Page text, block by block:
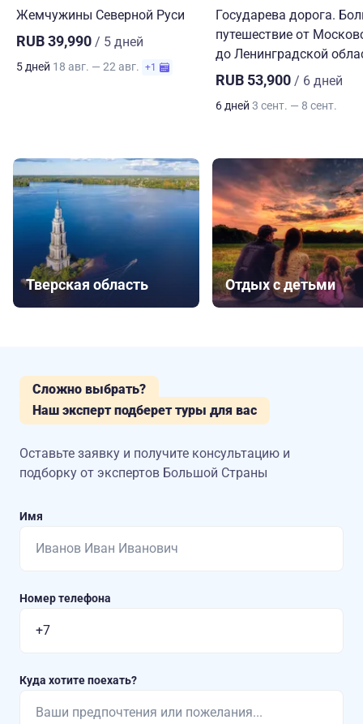
Жемчужины Северной Руси
RUB 39,990 / 5 дней
5 дней 18 авг. — 22 авг. +1
Государева дорога.
путешествие от
до Ленинградской
RUB 53,900 / 6 дней
6 дней 3 сент. — 8 сент.
Тверская область Отдых с детьми
Сложно выбрать?
Наш эксперт подберет туры для вас
Оставьте заявку и получите консультацию и
подборку от экспертов Большой Страны
Имя
Номер телефона
Куда хотите поехать?